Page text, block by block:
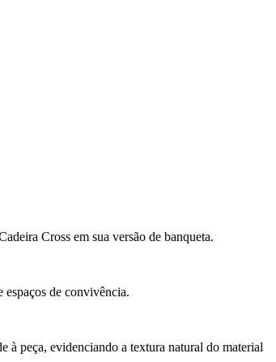
Cross em sua versão de banqueta.
espaços de convivência.
à peça, evidenciando a textura natural do material